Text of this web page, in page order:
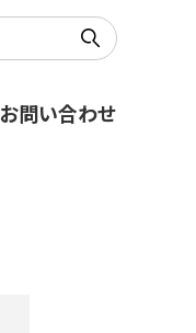
お問い合わせ